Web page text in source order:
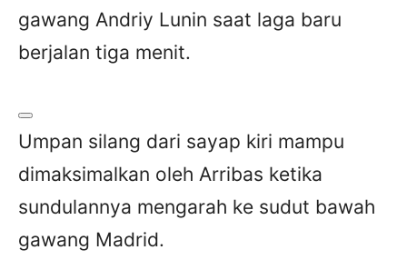
gawang Andriy Lunin saat laga baru
berjalan tiga menit.
Umpan silang dari sayap kiri mampu
dimaksimalkan oleh Arribas ketika
sundulannya mengarah ke sudut bawah
gawang Madrid.